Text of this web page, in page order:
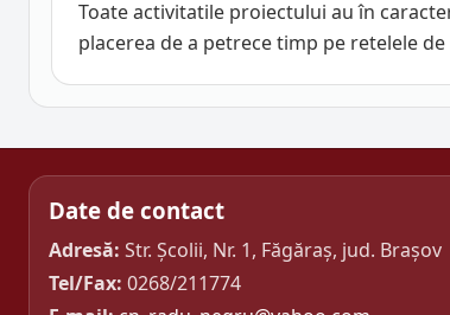
Toate activitatile proiectului au în
placerea de a petrece timp pe retelele
Date de contact
Adresă: Str. Școlii, Nr. 1, Făgăraș, jud. Brașov
Tel/Fax: 0268/211774